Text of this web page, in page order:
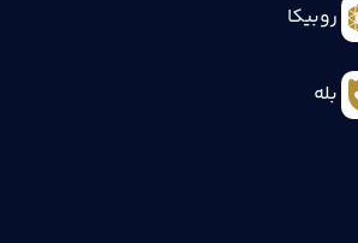
روبیکا
بله